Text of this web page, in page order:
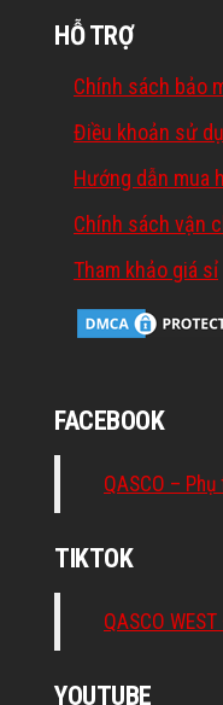
HỖ TRỢ
Chính sách bảo
Điều khoản sử
Hướng dẫn mua
Chính sách vận
Tham khảo giá sỉ
FACEBOOK
QASCO –
TIKTOK
QASCO
YOUTUBE